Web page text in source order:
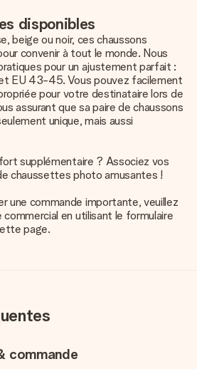
disponibles
beige ou noir, ces chaussons
convenir à tout le monde. Nous
pour un ajustement parfait :
EU 43-45. Vous pouvez facilement
pour votre destinataire lors de
assurant que sa paire de chaussons
unique, mais aussi
supplémentaire ? Associez vos
chaussettes photo amusantes !
une commande importante, veuillez
en utilisant le formulaire
page.
commande